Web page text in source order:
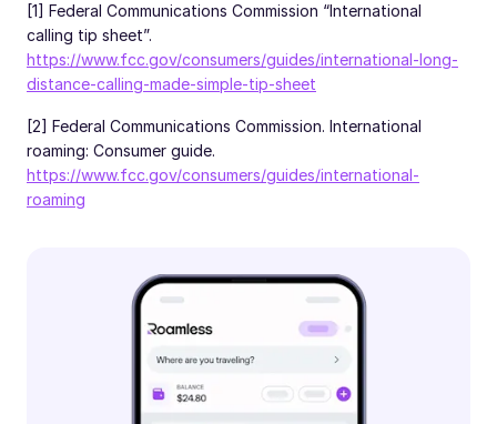
[1] Federal Communications Commission “International
calling tip sheet”.
https://www.fcc.gov/consumers/guides/international-long-
distance-calling-made-simple-tip-sheet
[2] Federal Communications Commission. International
roaming: Consumer guide.
https://www.fcc.gov/consumers/guides/international-
roaming